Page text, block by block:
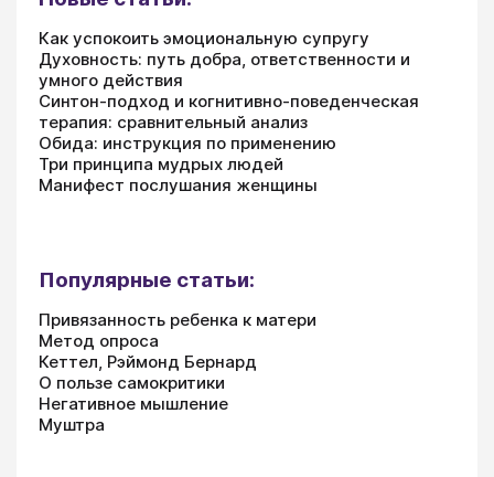
Как успокоить эмоциональную супругу
Духовность: путь добра, ответственности и
умного действия
Синтон-подход и когнитивно-поведенческая
терапия: сравнительный анализ
Обида: инструкция по применению
Три принципа мудрых людей
Манифест послушания женщины
Популярные статьи:
Привязанность ребенка к матери
Метод опроса
Кеттел, Рэймонд Бернард
О пользе самокритики
Негативное мышление
Муштра